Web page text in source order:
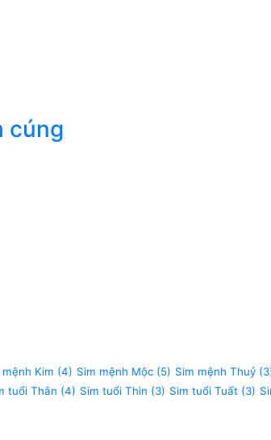
cúng
mệnh Kim (4) Sim mệnh Mộc (5) Sim mệnh Thuỷ
tuổi Thân (4) Sim tuổi Thìn (3) Sim tuổi Tuất (3)